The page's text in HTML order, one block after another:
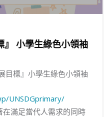
』 小學生綠色小領袖
目標』小學生綠色小領袖
UNSDGprimary/
滿足當代人需求的同時